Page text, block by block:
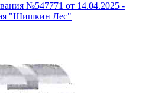
№547771 от 14.04.2025 -
"Шишкин Лес"